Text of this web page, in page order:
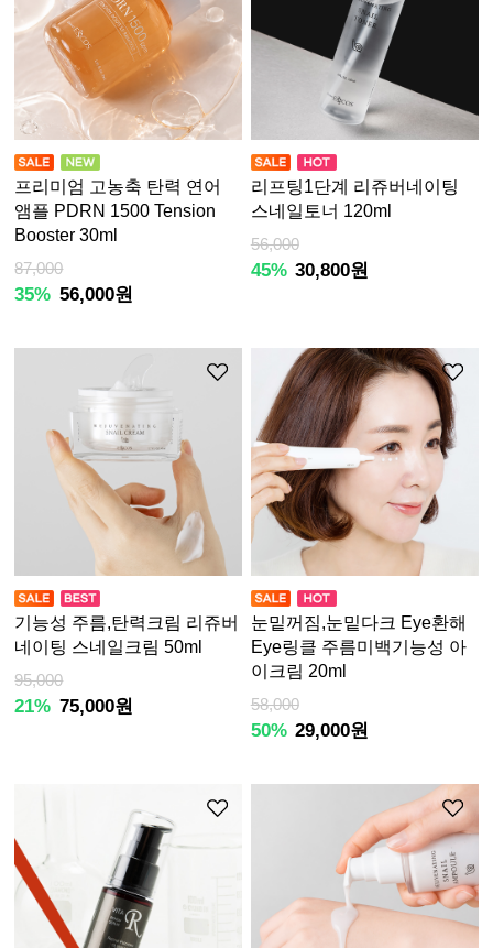
프리미엄 고농축 탄력 연어
앰플 PDRN 1500 Tension
Booster 30ml
87,000
35% 56,000원
리프팅1단계 리쥬버네이팅
스네일토너 120ml
56,000
45% 30,800원
기능성 주름,탄력크림 리쥬버
네이팅 스네일크림 50ml
95,000
21% 75,000원
눈밑꺼짐,눈밑다크 Eye환해
Eye링클 주름미백기능성 아
이크림 20ml
58,000
50% 29,000원